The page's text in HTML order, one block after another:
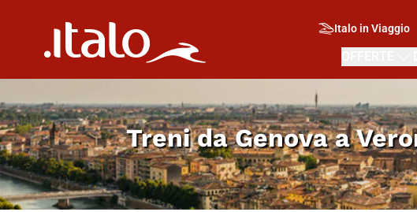
Italo in Viaggio
Treni daGenova a